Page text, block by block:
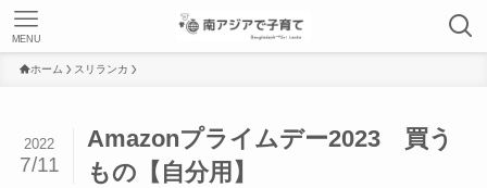
MENU
ホーム スリランカ
Amazonプライムデー2023 買う
もの【自分用】
2022
7/11